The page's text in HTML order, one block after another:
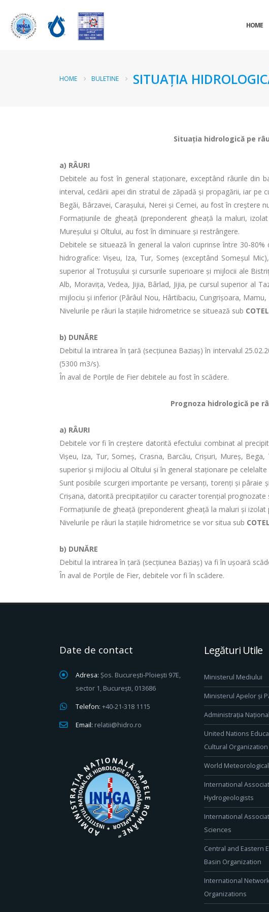
HOME
HOME BULETINE SITUAŢIA
Situaţia hidrologică pe
a) RÂURI
Debitele au fost în general staţionare, exceptând râurile din
interval, cedării apei din stratul de zăpadă și propagării, iar pe
Begăi, Bârzavei, Carașului, Nerei și Cernei, au fost în creștere
Formaţiunile de gheaţă (preponderent gheaţă la maluri,
Mureşului şi Oltului, au fost în diminuare şi restrângere.
Debitele se situează în general la valori cuprinse între 30-
hidrografice: Vişeu, Iza, Tur, Someș (exceptând Someșul
superior al Trotușului și cursurile superioare și mijlocii ale
Alb, Moraviţa, Vedea, Jijia, Bârlad, Jijia, pe cursul superior al
mijlociu şi inferior (Pârâul Nou, Hârtibaciu, Cungrişoara,
Nivelurile pe râuri la stațiile hidrometrice se situează sub
b) DUNĂRE
Debitul la intrarea în ţară (secţiunea Baziaş) în intervalul
(5300 m3/s).
În aval de Porţile de Fier debitele au fost în scădere.
Prognoza hidrologică pe
a) RÂURI
Debitele vor fi în creștere datorită efectului combinat al
Vișeu, Iza, Tur, Someș, Crasna, Barcău, Crișuri, Mureș,
superior și mijlociu al Oltului și în general staționare pe celelalte
Sunt posibile scurgeri importante pe versanți, torenți și pâraie
Crișana, datorită precipitațiilor cu caracter torențial
Formațiunile de gheață (preponderent gheață la maluri şi
Nivelurile pe râuri la stațiile hidrometrice se vor situa sub
b) DUNĂRE
Debitul la intrarea în ţară (secţiunea Baziaş) va fi în ușoară
În aval de Porţile de Fier, debitele vor fi în scădere.
Date de contact
Adresa: Șos. București-Ploiești 97E,
sector 1, București, 013686
Telefon: +40-21-318 1115
Email: relatii@hidro.ro
Legături Utile
Ministerul Mediului
Ministerul Apelor și
Administrația
United Nations
Cultural Organization
World
International
Hydrogeologists
International
Sciences
Central and Eastern
Basin Organization
International
Organizations